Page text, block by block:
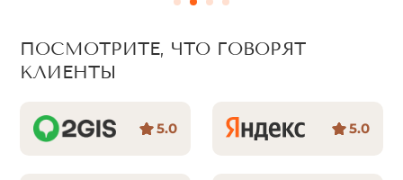
ПОСМОТРИТЕ, ЧТО ГОВОРЯТ
КЛИЕНТЫ
5.0 5.0